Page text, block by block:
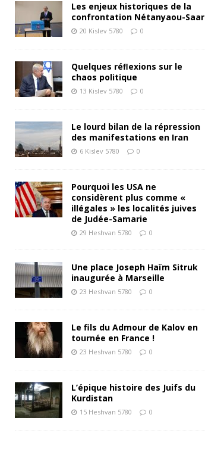
Les enjeux historiques de la
confrontation Nétanyaou-Saar
20 Kislev 5780 0
Quelques réﬂexions sur le
chaos politique
13 Kislev 5780 0
Le lourd bilan de la répression
des manifestations en Iran
6 Kislev 5780 0
Pourquoi les USA ne
considèrent plus comme «
illégales » les localités juives
de Judée-Samarie
29 Heshvan 5780 0
Une place Joseph Haïm Sitruk
inaugurée à Marseille
23 Heshvan 5780 0
Le fils du Admour de Kalov en
tournée en France !
23 Heshvan 5780 0
L’épique histoire des Juifs du
Kurdistan
15 Heshvan 5780 0